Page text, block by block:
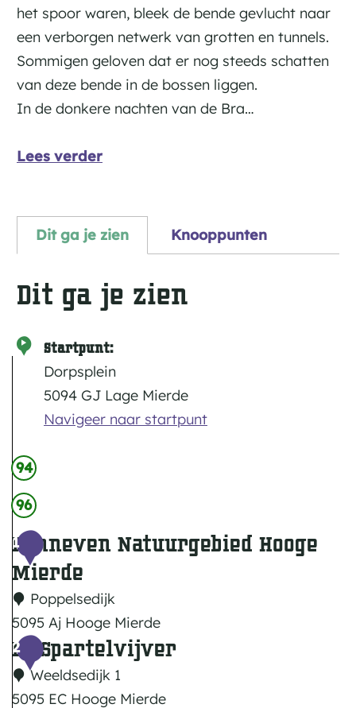
het spoor waren, bleek de bende gevlucht naar
een verborgen netwerk van grotten en tunnels.
Sommigen geloven dat er nog steeds schatten
van deze bende in de bossen liggen.
In de donkere nachten van de Bra…
Lees verder
Dit ga je zien Knooppunten
Dit ga je zien
Startpunt:
Dorpsplein
5094 GJ Lage Mierde
Navigeer naar startpunt
94
96
1
Panneven Natuurgebied Hooge
Mierde
Poppelsedijk
5095 Aj Hooge Mierde
P
a
n
2
De Spartelvijver
Weeldsedijk 1
5095 EC Hooge Mierde